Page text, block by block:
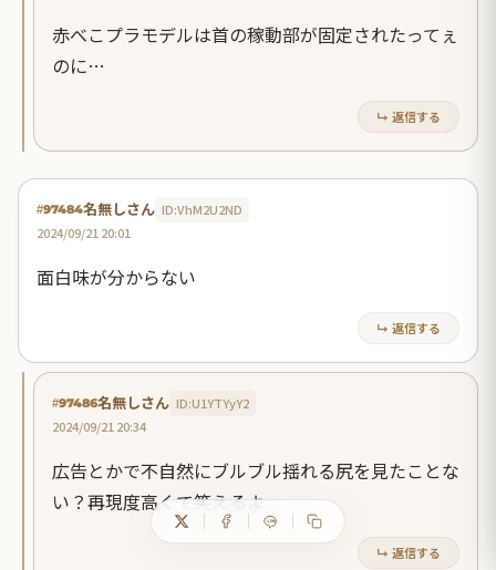
赤べこプラモデルは首の稼動部が固定されたってぇ
のに…
↳ 返信する
#97484名無しさん ID:VhM2U2ND
2024/09/21 20:01
面白味が分からない
↳ 返信する
#97486名無しさん ID:U1YTYyY2
2024/09/21 20:34
広告とかで不自然にブルブル揺れる尻を見たことな
い？再現度高くて笑えるよ
↳ 返信する